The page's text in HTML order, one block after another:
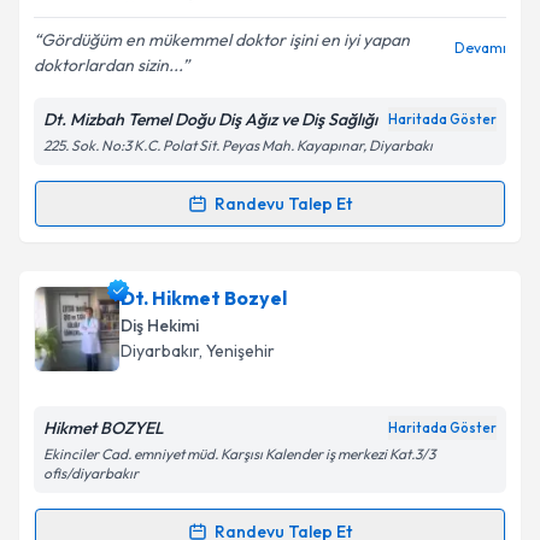
Kişisel verilerimin işlenmesine ilişkin Aydınlatma
Metni'ni okudum ve kişisel verilerimin belirtilen
kapsamda işlenmesini kabul ediyorum.
Gördüğüm en mükemmel doktor işini en iyi yapan
doktorlardan sizin...
Devamı
Dt. Mizbah Temel Doğu Diş Ağız ve Diş Sağlığı Haritada Göster
225. Sok. No:3 K.C. Polat Sit. Peyas Mah. Kayapınar, Diyarbakı
Randevu Talep Et
Randevu Takvimi Talebi
Dt. Mizbah Temeliçin randevu takvimi talebi
oluşturun. Size bu uzmandan randevu almanız için bir
takvim hazırlandığında e-posta ile bilgilendireceğiz.
Kişisel verilerimin işlenmesine ilişkinAydınlatma
'ni okudum ve kişisel verilerimin belirtilen
Dt. Hikmet Bozyel
Diş Hekimi
Diyarbakır, Yenişehir
Hikmet BOZYEL Haritada Göster
Ekinciler Cad. emniyet müd. Karşısı Kalender iş merkezi Kat.3/3
ofis/diyarbakır
Randevu Talep Et